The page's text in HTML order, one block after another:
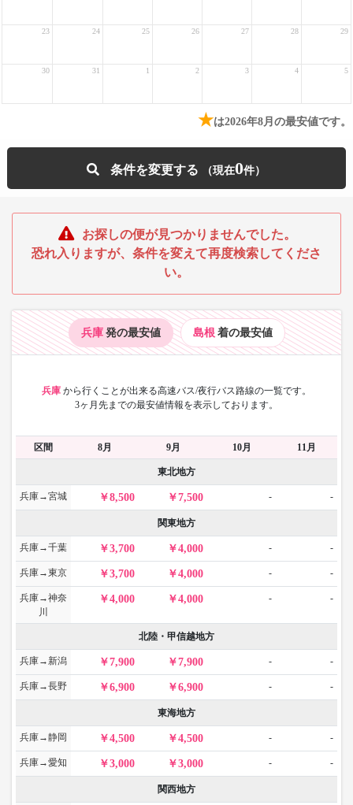
23 24 25 26 27 28 29
30 31 1 2 3 4 5
★は2026年8月の最安値です。
条件を変更する 0
お探しの便が見つかりませんでした。
恐れ入りますが、条件を変えて再度検索してくださ
い。
兵庫 発の最安値 島根 着の最安値
兵庫 から行くことが出来る高速バス/夜行バス路線の一覧です。
3ヶ月先までの最安値情報を表示しております。
区間 8月 9月 10月 11月
東北地方
兵庫→宮城 8,500 7,500 - -
関東地方
兵庫→千葉 3,700 4,000 - -
兵庫→東京 3,700 4,000 - -
兵庫→神奈
川
4,000 4,000 - -
北陸・甲信越地方
兵庫→新潟 7,900 7,900 - -
兵庫→長野 6,900 6,900 - -
東海地方
兵庫→静岡 4,500 4,500 - -
兵庫→愛知 3,000 3,000 - -
関西地方